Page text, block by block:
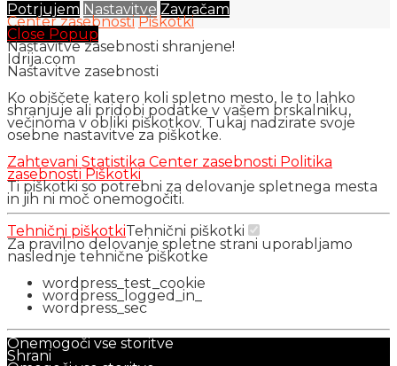
Potrjujem Nastavitve Zavračam
Center zasebnosti Piškotki
Close Popup
Nastavitve zasebnosti shranjene!
Idrija.com
Nastavitve zasebnosti
Ko obiščete katero koli spletno mesto, le to lahko
shranjuje ali pridobi podatke v vašem brskalniku,
večinoma v obliki piškotkov. Tukaj nadzirate svoje
osebne nastavitve za piškotke.
Zahtevani Statistika Center zasebnosti Politika
zasebnosti Piškotki
Ti piškotki so potrebni za delovanje spletnega mesta
in jih ni moč onemogočiti.
Tehnični piškotkiTehnični piškotki
Za pravilno delovanje spletne strani uporabljamo
naslednje tehnične piškotke
wordpress_test_cookie
wordpress_logged_in_
wordpress_sec
Onemogoči vse storitve
Shrani